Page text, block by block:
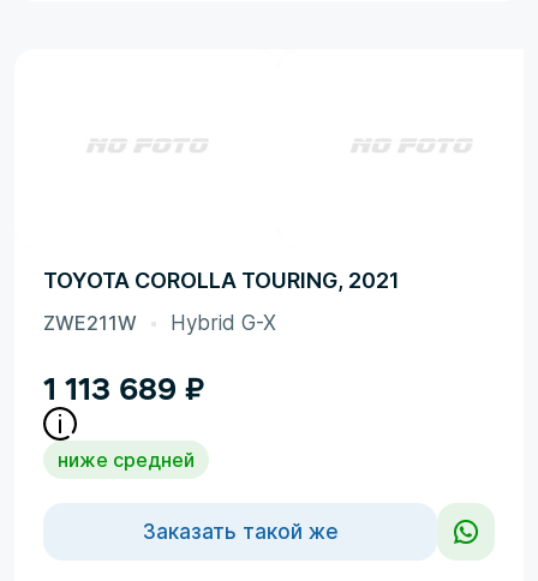
TOYOTA COROLLA TOURING, 2021
ZWE211W Hybrid G-X
1 113 689 ₽
ниже средней
Заказать такой же